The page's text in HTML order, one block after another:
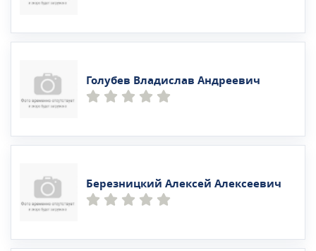
Голубев Владислав Андреевич
Березницкий Алексей Алексеевич